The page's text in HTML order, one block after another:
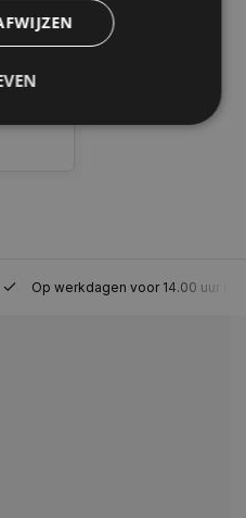
2 a
Op werkdagen voor 14.00 uur
gebruikt zonder de